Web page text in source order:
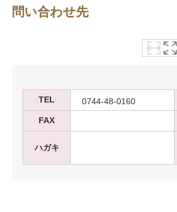
問い合わせ先
TEL 0744-48-0160
FAX
ハガキ